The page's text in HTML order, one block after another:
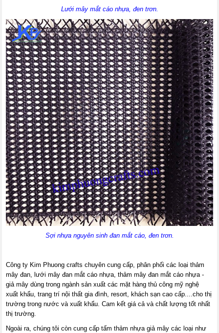
Lưới mây mắt cáo nhựa, đen trơn.
Sợi nhựa nguyên sinh đan mắt cáo, đen trơn.
Công ty Kim Phuong crafts chuyên cung cấp, phân phối các loại thảm
mây đan, lưới mây đan mắt cáo nhựa, thảm mây đan mắt cáo nhựa -
giả mây dùng trong ngành sản xuất các mặt hàng thủ công mỹ nghệ
xuất khẩu, trang trí nội thất gia đình, resort, khách sạn cao cấp....cho thị
trường trong nước và xuất khẩu. Cam kết giá cả và chất lượng tốt nhất
thị trường.
Ngoài ra, chúng tôi còn cung cấp tấm thảm nhựa giả mây các loại như